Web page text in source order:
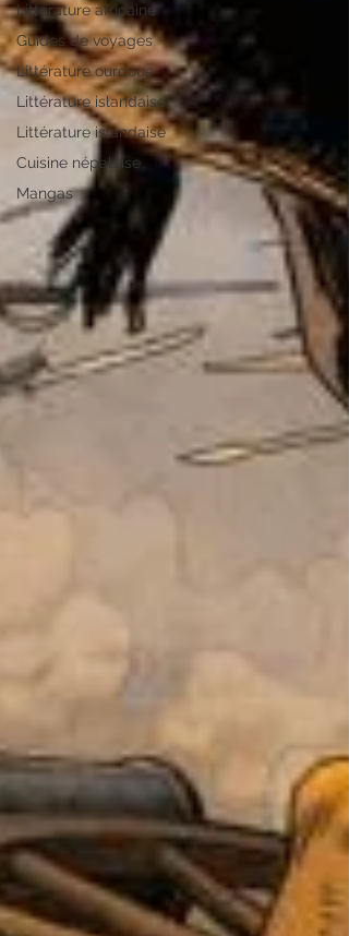
Littérature africaine
Guides de voyages
Littérature ourdoue
Littérature islandaise
Littérature islandaise
Cuisine népalaise
Mangas